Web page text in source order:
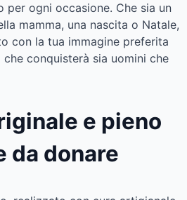
per ogni occasione. Che sia un
mamma, una nascita o Natale,
con la tua immagine preferita
conquisterà sia uomini che
e pieno
da donare